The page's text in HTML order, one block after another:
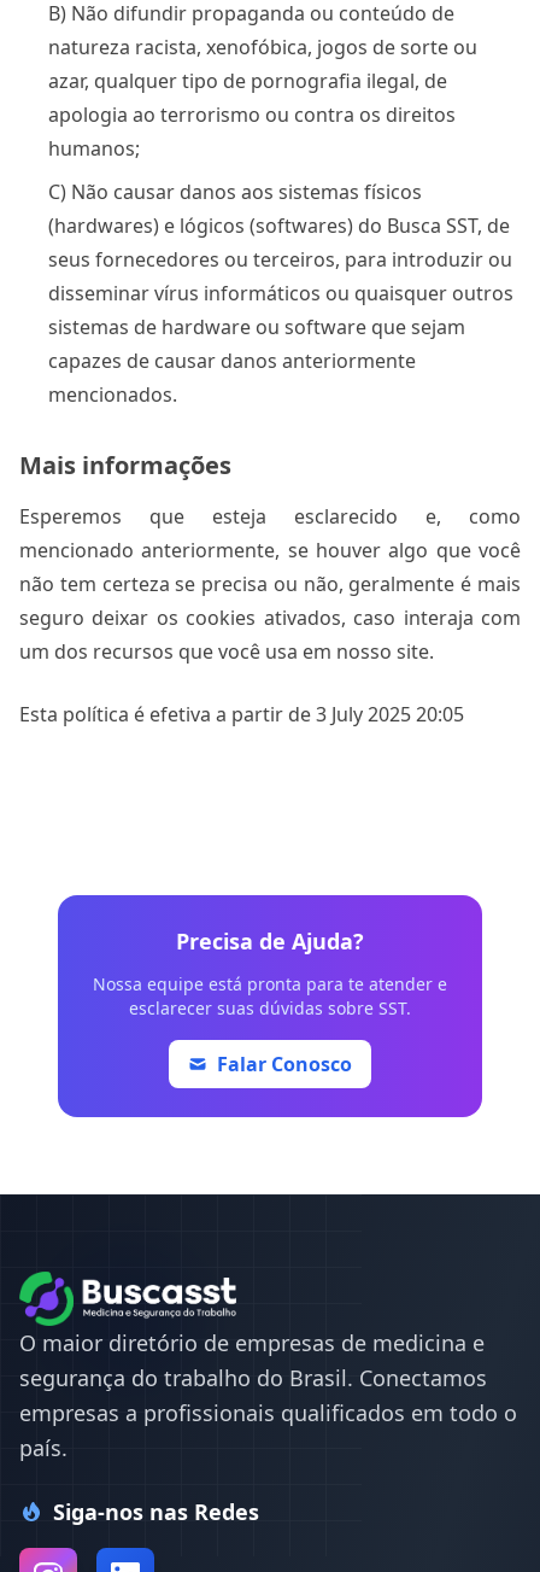
B) Não difundir propaganda ou conteúdo de
natureza racista, xenofóbica, jogos de sorte ou
azar, qualquer tipo de pornografia ilegal, de
apologia ao terrorismo ou contra os direitos
humanos;
C) Não causar danos aos sistemas físicos
(hardwares) e lógicos (softwares) do Busca SST, de
seus fornecedores ou terceiros, para introduzir ou
disseminar vírus informáticos ou quaisquer outros
sistemas de hardware ou software que sejam
capazes de causar danos anteriormente
mencionados.
Mais informações
Esperemos que esteja esclarecido e, como
mencionado anteriormente, se houver algo que você
não tem certeza se precisa ou não, geralmente é mais
seguro deixar os cookies ativados, caso interaja com
um dos recursos que você usa em nosso site.
Esta política é efetiva a partir de 3 July 2025 20:05
Precisa de Ajuda?
Nossa equipe está pronta para te atender e
esclarecer suas dúvidas sobre SST.
Falar Conosco
O maior diretório de empresas de medicina e
segurança do trabalho do Brasil. Conectamos
empresas a profissionais qualificados em todo o
país.
Siga-nos nas Redes